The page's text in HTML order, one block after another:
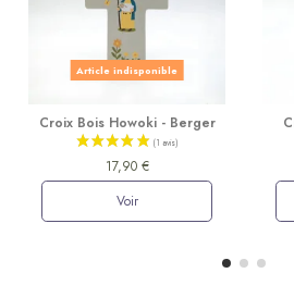
Article indisponible
Croix Bois Howoki - Berger
17,90 €
Voir